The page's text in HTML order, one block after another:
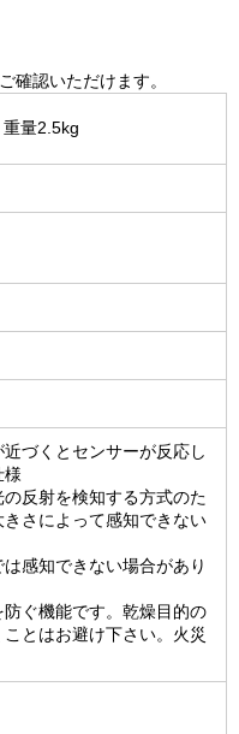
確認いただけます。
量2.5kg
づくとセンサーが反応し
様
反射を検知する方式のた
さによって感知できない
感知できない場合があり
ぐ機能です。乾燥目的の
とはお避け下さい。火災